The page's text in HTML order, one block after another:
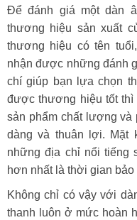
Để đánh giá một dàn
thương hiệu sản xuất
thương hiệu có tên
nhận được những đánh
chí giúp bạn lựa chọn
được thương hiệu tốt
sản phẩm chất lượng và
dàng và thuân lợi. Mặt
những địa chỉ nổi tiếng
hơn nhất là thời gian
Không chỉ có vậy với
thanh luôn ở mức hoàn